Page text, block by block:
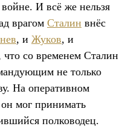
И всё же нельзя
врагом Сталин внёс
, и Жуков, и
что со временем Сталин
не только
На оперативном
он мог принимать
полководец.